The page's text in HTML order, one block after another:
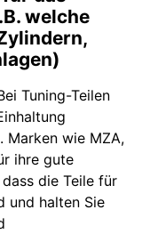
welche
Tuning-Teilen
Marken wie MZA,
ihre gute
die Teile für
und halten Sie